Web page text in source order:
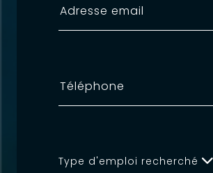
Type d'emploi recherché